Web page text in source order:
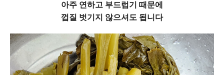
아주 연하고 부드럽기 때문에
껍질 벗기지 않으셔도 됩니다